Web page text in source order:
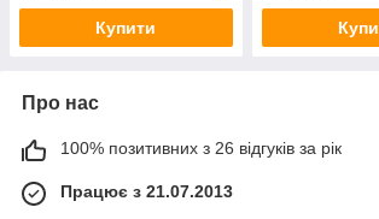
Купити
Про нас
100% позитивних з 26 відгуків за рік
Працює з 21.07.2013